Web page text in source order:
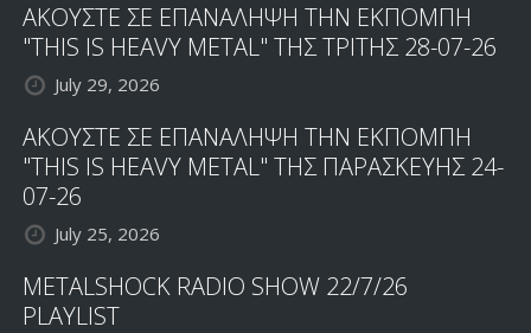
ΑΚΟΥΣΤΕ ΣΕ ΕΠΑΝΑΛΗΨΗ ΤΗΝ ΕΚΠΟΜΠΗ
"THIS IS HEAVY METAL" ΤΗΣ ΤΡΙΤΗΣ 28-07-26
July 29, 2026
ΑΚΟΥΣΤΕ ΣΕ ΕΠΑΝΑΛΗΨΗ ΤΗΝ ΕΚΠΟΜΠΗ
"THIS IS HEAVY METAL" ΤΗΣ ΠΑΡΑΣΚΕΥΗΣ 24-
07-26
July 25, 2026
METALSHOCK RADIO SHOW 22/7/26
PLAYLIST